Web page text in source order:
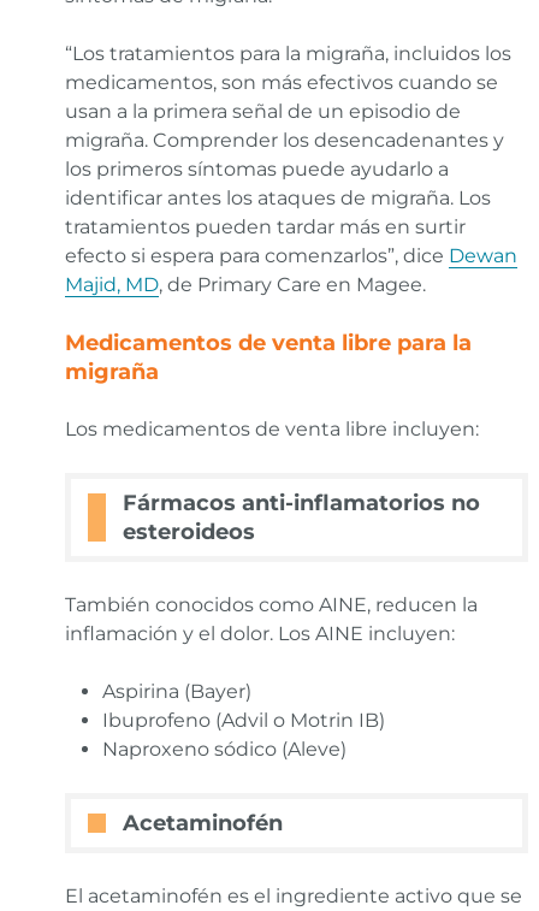
“Los tratamientos para la migraña, incluidos los
medicamentos, son más efectivos cuando se
usan a la primera señal de un episodio de
migraña. Comprender los desencadenantes y
los primeros síntomas puede ayudarlo a
identificar antes los ataques de migraña. Los
tratamientos pueden tardar más en surtir
efecto si espera para comenzarlos”, dice Dewan
Majid, MD, de Primary Care en Magee.
Medicamentos de venta libre para la
migraña
Los medicamentos de venta libre incluyen:
Fármacos anti-inflamatorios no
esteroideos
También conocidos como AINE, reducen la
inflamación y el dolor. Los AINE incluyen:
Aspirina (Bayer)
Ibuprofeno (Advil o Motrin IB)
Naproxeno sódico (Aleve)
Acetaminofén
El acetaminofén es el ingrediente activo que se